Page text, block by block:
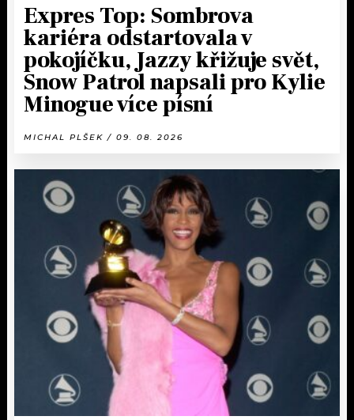
Expres Top: Sombrova
kariéra odstartovala v
pokojíčku, Jazzy křižuje svět,
Snow Patrol napsali pro Kylie
Minogue více písní
MICHAL PLŠEK / 09. 08. 2026